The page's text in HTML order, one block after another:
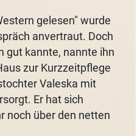
gelesen" wurde
anvertraut. Doch
gut kannte, nannte ihn
zur Kurzzeitpflege
Valeska mit
Er hat sich
noch über den netten